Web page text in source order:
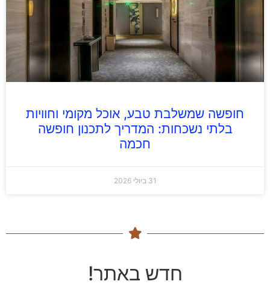
חופשה שמשלבת טבע, אוכל מקומי וחוויות
בלתי נשכחות: המדריך לתכנון חופשה
חכמה
31 ביולי 2026
חדש באתר!